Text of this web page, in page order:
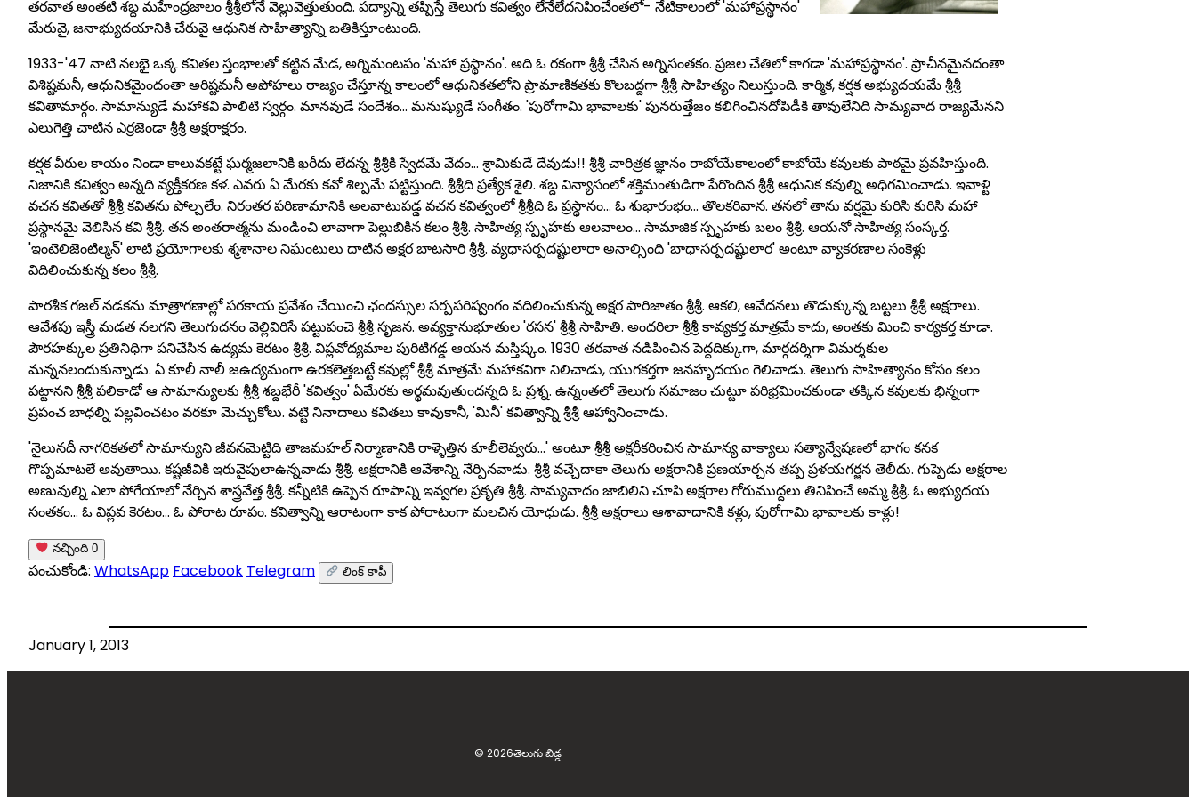
తరవాత అంతటి శబ్ద మహేంద్రజాలం శ్రీశ్రీలోనే వెల్లువెత్తుతుంది. పద్యాన్ని తప్పిస్తే తెలుగు కవిత్వం లేనేలేదనిపించేంతలో- నేటికాలంలో 'మహాప్రస్థానం'
మేరువై, జనాభ్యుదయానికి చేరువై ఆధునిక సాహిత్యాన్ని బతికిస్తూంటుంది.
1933-'47 నాటి నలభై ఒక్క కవితల స్తంభాలతో కట్టిన మేడ, అగ్నిమంటపం 'మహా ప్రస్థానం'. అది ఓ రకంగా శ్రీశ్రీ చేసిన అగ్నిసంతకం. ప్రజల చేతిలో కాగడా 'మహాప్రస్థానం'. ప్రాచీనమైనదంతా
విశిష్టమనీ, ఆధునికమైందంతా అరిష్టమనీ అపోహలు రాజ్యం చేస్తూన్న కాలంలో ఆధునికతలోని ప్రామాణికతకు కొలబద్దగా శ్రీశ్రీ సాహిత్యం నిలుస్తుంది. కార్మిక, కర్షక అభ్యుదయమే శ్రీశ్రీ
కవితామార్గం. సామాన్యుడే మహాకవి పాలిటి స్వర్గం. మానవుడే సందేశం… మనుష్యుడే సంగీతం. 'పురోగామి భావాలకు' పునరుత్తేజం కలిగించినదోపిడీకి తావులేనిది సామ్యవాద రాజ్యమేనని
ఎలుగెత్తి చాటిన ఎర్రజెండా శ్రీశ్రీ అక్షరాక్షరం.
కర్షక వీరుల కాయం నిండా కాలువకట్టే ఘర్మజలానికి ఖరీదు లేదన్న శ్రీశ్రీకి స్వేదమే వేదం… శ్రామికుడే దేవుడు!! శ్రీశ్రీ చారిత్రక జ్ఞానం రాబోయేకాలంలో కాబోయే కవులకు పాఠమై ప్రవహిస్తుంది.
నిజానికి కవిత్వం అన్నది వ్యక్తీకరణ కళ. ఎవరు ఏ మేరకు కవో శిల్పమే పట్టిస్తుంది. శ్రీశ్రీది ప్రత్యేక శైలి. శబ్ద విన్యాసంలో శక్తిమంతుడిగా పేరొందిన శ్రీశ్రీ ఆధునిక కవుల్ని అధిగమించాడు. ఇవాళ్టి
వచన కవితతో శ్రీశ్రీ కవితను పోల్చలేం. నిరంతర పరిణామానికి అలవాటుపడ్డ వచన కవిత్వంలో శ్రీశ్రీది ఓ ప్రస్థానం… ఓ శుభారంభం… తొలకరివాన. తనలో తాను వర్షమై కురిసి కురిసి మహా
ప్రస్థానమై వెలిసిన కవి శ్రీశ్రీ. తన అంతరాత్మను మండించి లావాగా పెల్లుబికిన కలం శ్రీశ్రీ. సాహిత్య స్పృహకు ఆలవాలం… సామాజిక స్పృహకు బలం శ్రీశ్రీ. ఆయనో సాహిత్య సంస్కర్త.
'ఇంటెలిజెంటిల్మన్‌' లాటి ప్రయోగాలకు శ్మశానాల నిఘంటులు దాటిన అక్షర బాటసారి శ్రీశ్రీ. వ్యధాసర్పదష్టులారా అనాల్సింది 'బాధాసర్పదష్టులార' అంటూ వ్యాకరణాల సంకెళ్లు
విదిలించుకున్న కలం శ్రీశ్రీ.
పారశీక గజల్‌ నడకను మాత్రాగణాల్లో పరకాయ ప్రవేశం చేయించి ఛందస్సుల సర్పపరిష్వంగం వదిలించుకున్న అక్షర పారిజాతం శ్రీశ్రీ. ఆకలి, ఆవేదనలు తొడుక్కున్న బట్టలు శ్రీశ్రీ అక్షరాలు.
ఆవేశపు ఇస్త్రీ మడత నలగని తెలుగుదనం వెల్లివిరిసే పట్టుపంచె శ్రీశ్రీ సృజన. అవ్యక్తానుభూతుల 'రసన' శ్రీశ్రీ సాహితి. అందరిలా శ్రీశ్రీ కావ్యకర్త మాత్రమే కాదు, అంతకు మించి కార్యకర్త కూడా.
పౌరహక్కుల ప్రతినిధిగా పనిచేసిన ఉద్యమ కెరటం శ్రీశ్రీ. విప్లవోద్యమాల పురిటిగడ్డ ఆయన మస్తిష్కం. 1930 తరవాత నడిపించిన పెద్దదిక్కుగా, మార్గదర్శిగా విమర్శకుల
మన్ననలందుకున్నాడు. ఏ కూలీ నాలీ జఉద్యమంగా ఉరకలెత్తబట్టే కవుల్లో శ్రీశ్రీ మాత్రమే మహాకవిగా నిలిచాడు, యుగకర్తగా జనహృదయం గెలిచాడు. తెలుగు సాహిత్యానం కోసం కలం
పట్టానని శ్రీశ్రీ పలికాడో ఆ సామాన్యులకు శ్రీశ్రీ శబ్దభేరీ 'కవిత్వం' ఏమేరకు అర్థమవుతుందన్నది ఓ ప్రశ్న. ఉన్నంతలో తెలుగు సమాజం చుట్టూ పరిభ్రమించకుండా తక్కిన కవులకు భిన్నంగా
ప్రపంచ బాధల్ని పల్లవించటం వరకూ మెచ్చుకోలు. వట్టి నినాదాలు కవితలు కావుకానీ, 'మినీ' కవిత్వాన్ని శ్రీశ్రీ ఆహ్వానించాడు.
'నైలునదీ నాగరికతలో సామాన్యుని జీవనమెట్టిది తాజమహల్‌ నిర్మాణానికి రాళ్ళెత్తిన కూలీలెవ్వరు…' అంటూ శ్రీశ్రీ అక్షరీకరించిన సామాన్య వాక్యాలు సత్యాన్వేషణలో భాగం కనక
గొప్పమాటలే అవుతాయి. కష్టజీవికి ఇరువైపులాఉన్నవాడు శ్రీశ్రీ. అక్షరానికి ఆవేశాన్ని నేర్పినవాడు. శ్రీశ్రీ వచ్చేదాకా తెలుగు అక్షరానికి ప్రణయార్చన తప్ప ప్రళయగర్జన తెలీదు. గుప్పెడు అక్షరాల
అణువుల్ని ఎలా పోగేయాలో నేర్చిన శాస్త్రవేత్త శ్రీశ్రీ. కన్నీటికి ఉప్పెన రూపాన్ని ఇవ్వగల ప్రకృతి శ్రీశ్రీ. సామ్యవాదం జాబిలిని చూపి అక్షరాల గోరుముద్దలు తినిపించే అమ్మ శ్రీశ్రీ. ఓ అభ్యుదయ
సంతకం… ఓ విప్లవ కెరటం… ఓ పోరాట రూపం. కవిత్వాన్ని ఆరాటంగా కాక పోరాటంగా మలచిన యోధుడు. శ్రీశ్రీ అక్షరాలు ఆశావాదానికి కళ్లు, పురోగామి భావాలకు కాళ్లు!
నచ్చింది 0
పంచుకోండి: WhatsApp Facebook Telegram లింక్ కాపీ
January 1, 2013
© 2026తెలుగు బిడ్డ